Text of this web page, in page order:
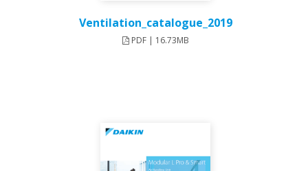
Ventilation_catalogue_2019
PDF | 16.73MB